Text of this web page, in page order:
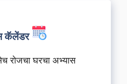
कॅलेंडर
रोजचा घरचा अभ्यास